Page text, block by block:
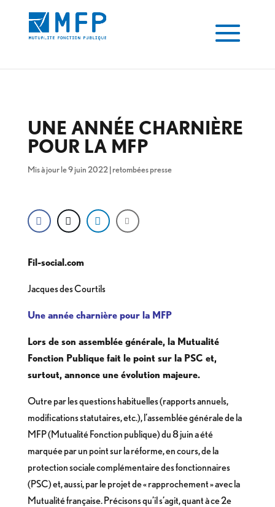
UNE ANNÉE CHARNIÈRE
POUR LA MFP
Mis à jour le 9 juin 2022 |retombées presse
Fil-social.com
Jacques des Courtils
Une année charnière pour la MFP
Lors de son assemblée générale, la Mutualité
Fonction Publique fait le point sur la PSC et,
surtout, annonce une évolution majeure.
Outre par les questions habituelles (rapports annuels,
modifications statutaires, etc.), l’assemblée générale de la
MFP (Mutualité Fonction publique) du 8 juin a été
marquée par un point sur la réforme, en cours, de la
protection sociale complémentaire des fonctionnaires
(PSC) et, aussi, par le projet de « rapprochement » avec la
Mutualité française. Précisons qu’il s’agit, quant à ce 2e